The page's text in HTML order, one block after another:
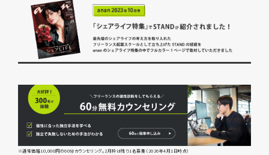
※通常価格10,000円の60分カウンセリング。2月枠は残り1名募集（2026年4月1日時点）